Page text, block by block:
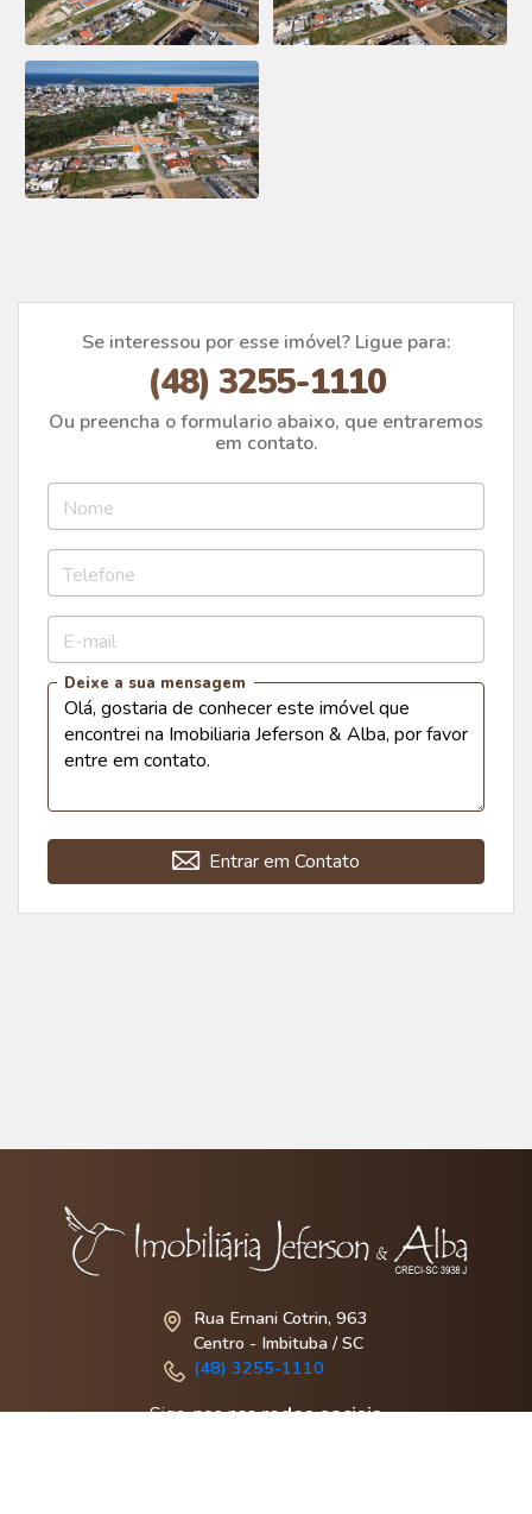
Se interessou por esse imóvel? Ligue para:
(48) 3255-1110
Ou preencha o formulario abaixo, que entraremos
em contato.
Nome
Telefone
E-mail
Deixe a sua mensagem
Entrar em Contato
Rua Ernani Cotrin, 963
Centro - Imbituba / SC
(48) 3255-1110
Siga-nos nasredes sociais